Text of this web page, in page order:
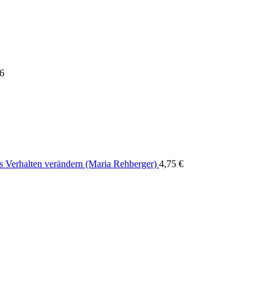
Verhalten verändern (Maria Rehberger) 4,75 €